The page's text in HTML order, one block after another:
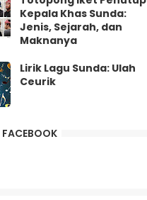
Kepala Khas Sunda:
Jenis, Sejarah, dan
Maknanya
Lirik Lagu Sunda: Ulah
Ceurik